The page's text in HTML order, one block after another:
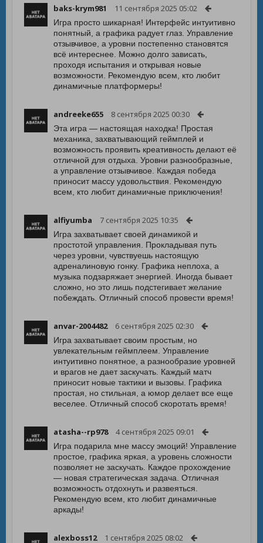
baks-krym981 11 сентября 2025 05:02
Игра просто шикарная! Интерфейс интуитивно
понятный, а графика радует глаз. Управление
отзывчивое, а уровни постепенно становятся
всё интереснее. Можно долго зависать,
проходя испытания и открывая новые
возможности. Рекомендую всем, кто любит
динамичные платформеры!
andreeke655 8 сентября 2025 00:30
Эта игра — настоящая находка! Простая
механика, захватывающий геймплей и
возможность проявить креативность делают её
отличной для отдыха. Уровни разнообразные,
а управление отзывчивое. Каждая победа
приносит массу удовольствия. Рекомендую
всем, кто любит динамичные приключения!
alfiyumba 7 сентября 2025 10:35
Игра захватывает своей динамикой и
простотой управления. Прокладывая путь
через уровни, чувствуешь настоящую
адреналиновую гонку. Графика неплоха, а
музыка подзаряжает энергией. Иногда бывает
сложно, но это лишь подстегивает желание
побеждать. Отличный способ провести время!
anvar-2004482 6 сентября 2025 02:30
Игра захватывает своим простым, но
увлекательным геймплеем. Управление
интуитивно понятное, а разнообразие уровней
и врагов не дает заскучать. Каждый матч
приносит новые тактики и вызовы. Графика
простая, но стильная, а юмор делает все еще
веселее. Отличный способ скоротать время!
atasha--rp978 4 сентября 2025 09:01
Игра подарила мне массу эмоций! Управление
простое, графика яркая, а уровень сложности
позволяет не заскучать. Каждое прохождение
— новая стратегическая задача. Отличная
возможность отдохнуть и развеяться.
Рекомендую всем, кто любит динамичные
аркады!
alexboss12 1 сентября 2025 08:02